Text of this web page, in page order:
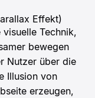
Effekt)
Technik,
bewegen
Nutzer über die
Illusion von
erzeugen,